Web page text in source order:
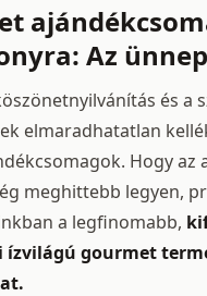
Az
és a
elmaradhatatlan
Hogy az
meghittebb legyen,
a legfinomabb,
ízvilágú gourmet